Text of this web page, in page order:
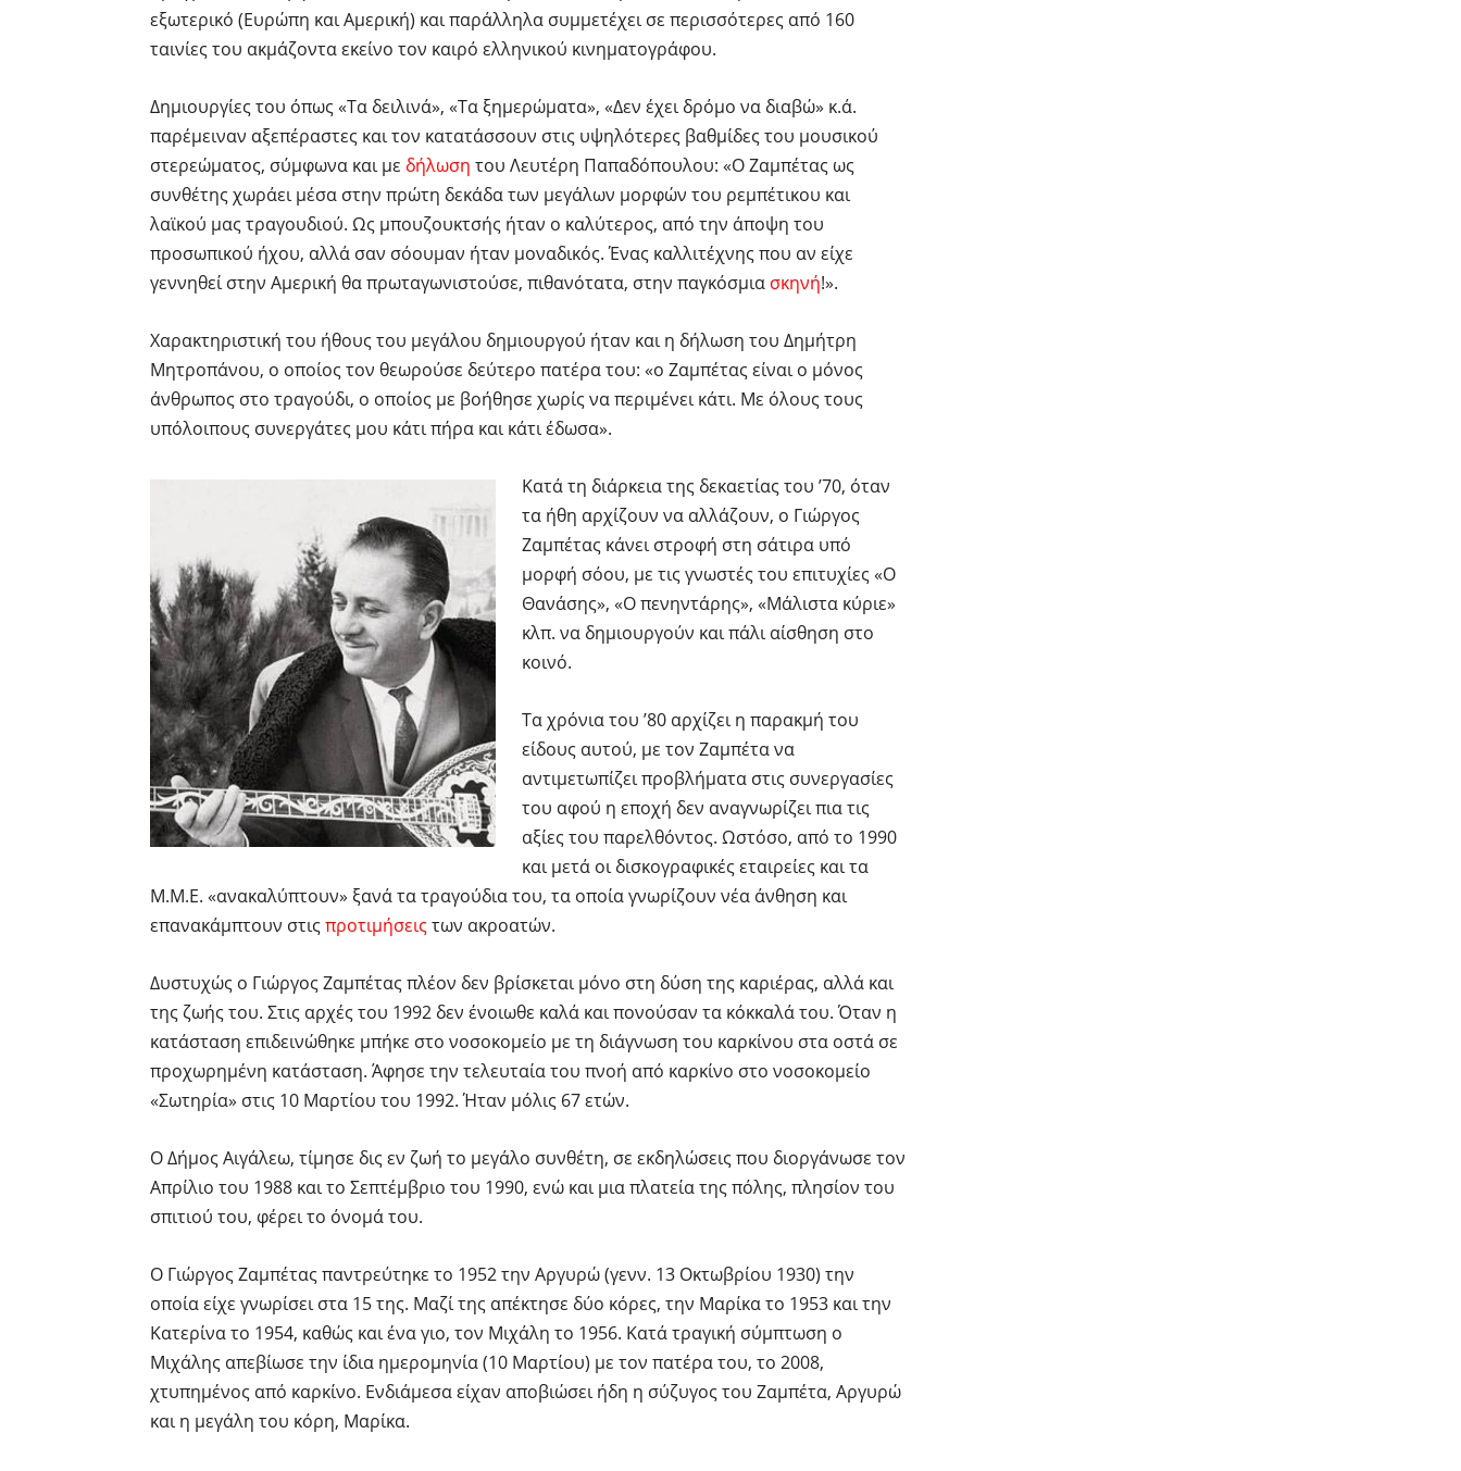
εξωτερικό (Ευρώπη και Αμερική) και παράλληλα συμμετέχει σε περισσότερες από 160
ταινίες του ακμάζοντα εκείνο τον καιρό ελληνικού κινηματογράφου.
Δημιουργίες του όπως «Τα δειλινά», «Τα ξημερώματα», «Δεν έχει δρόμο να διαβώ» κ.ά.
παρέμειναν αξεπέραστες και τον κατατάσσουν στις υψηλότερες βαθμίδες του μουσικού
στερεώματος, σύμφωνα και με δήλωση του Λευτέρη Παπαδόπουλου: «Ο Ζαμπέτας ως
συνθέτης χωράει μέσα στην πρώτη δεκάδα των μεγάλων μορφών του ρεμπέτικου και
λαϊκού μας τραγουδιού. Ως μπουζουκτσής ήταν ο καλύτερος, από την άποψη του
προσωπικού ήχου, αλλά σαν σόουμαν ήταν μοναδικός. Ένας καλλιτέχνης που αν είχε
γεννηθεί στην Αμερική θα πρωταγωνιστούσε, πιθανότατα, στην παγκόσμια σκηνή!».
Χαρακτηριστική του ήθους του μεγάλου δημιουργού ήταν και η δήλωση του Δημήτρη
Μητροπάνου, ο οποίος τον θεωρούσε δεύτερο πατέρα του: «ο Ζαμπέτας είναι ο μόνος
άνθρωπος στο τραγούδι, ο οποίος με βοήθησε χωρίς να περιμένει κάτι. Με όλους τους
υπόλοιπους συνεργάτες μου κάτι πήρα και κάτι έδωσα».
Κατά τη διάρκεια της δεκαετίας του ’70, όταν
τα ήθη αρχίζουν να αλλάζουν, ο Γιώργος
Ζαμπέτας κάνει στροφή στη σάτιρα υπό
μορφή σόου, με τις γνωστές του επιτυχίες «Ο
Θανάσης», «Ο πενηντάρης», «Μάλιστα κύριε»
κλπ. να δημιουργούν και πάλι αίσθηση στο
κοινό.
Τα χρόνια του ’80 αρχίζει η παρακμή του
είδους αυτού, με τον Ζαμπέτα να
αντιμετωπίζει προβλήματα στις συνεργασίες
του αφού η εποχή δεν αναγνωρίζει πια τις
αξίες του παρελθόντος. Ωστόσο, από το 1990
και μετά οι δισκογραφικές εταιρείες και τα
Μ.Μ.Ε. «ανακαλύπτουν» ξανά τα τραγούδια του, τα οποία γνωρίζουν νέα άνθηση και
επανακάμπτουν στις προτιμήσειςτων ακροατών.
Δυστυχώς ο Γιώργος Ζαμπέτας πλέον δεν βρίσκεται μόνο στη δύση της καριέρας, αλλά και
της ζωής του. Στις αρχές του 1992 δεν ένοιωθε καλά και πονούσαν τα κόκκαλά του. Όταν η
κατάσταση επιδεινώθηκε μπήκε στο νοσοκομείο με τη διάγνωση του καρκίνου στα οστά σε
προχωρημένη κατάσταση. Άφησε την τελευταία του πνοή από καρκίνο στο νοσοκομείο
«Σωτηρία» στις 10 Μαρτίου του 1992. Ήταν μόλις 67 ετών.
Ο Δήμος Αιγάλεω, τίμησε δις εν ζωή το μεγάλο συνθέτη, σε εκδηλώσεις που διοργάνωσε τον
Απρίλιο του 1988 και το Σεπτέμβριο του 1990, ενώ και μια πλατεία της πόλης, πλησίον του
σπιτιού του, φέρει το όνομά του.
Ο Γιώργος Ζαμπέτας παντρεύτηκε το 1952 την Αργυρώ (γενν. 13 Οκτωβρίου 1930) την
οποία είχε γνωρίσει στα 15 της. Μαζί της απέκτησε δύο κόρες, την Μαρίκα το 1953 και την
Κατερίνα το 1954, καθώς και ένα γιο, τον Μιχάλη το 1956. Κατά τραγική σύμπτωση ο
Μιχάλης απεβίωσε την ίδια ημερομηνία (10 Μαρτίου) με τον πατέρα του, το 2008,
χτυπημένος από καρκίνο. Ενδιάμεσα είχαν αποβιώσει ήδη η σύζυγος του Ζαμπέτα, Αργυρώ
και η μεγάλη του κόρη, Μαρίκα.